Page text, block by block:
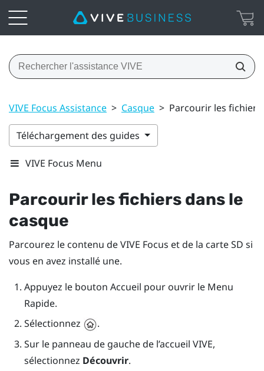
VIVE Focus Assistance > Casque > Parcourir les fichiers
Téléchargement des guides
VIVE Focus Menu
Parcourir les fichiers dans le
casque
Parcourez le contenu deVIVE Focus et de la carte SD si
vous en avez installé une.
Appuyez le bouton Accueil pour ouvrir le Menu
Rapide.
Sélectionnez
.
Sur le panneau de gauche de l’accueil VIVE,
sélectionnez Découvrir.